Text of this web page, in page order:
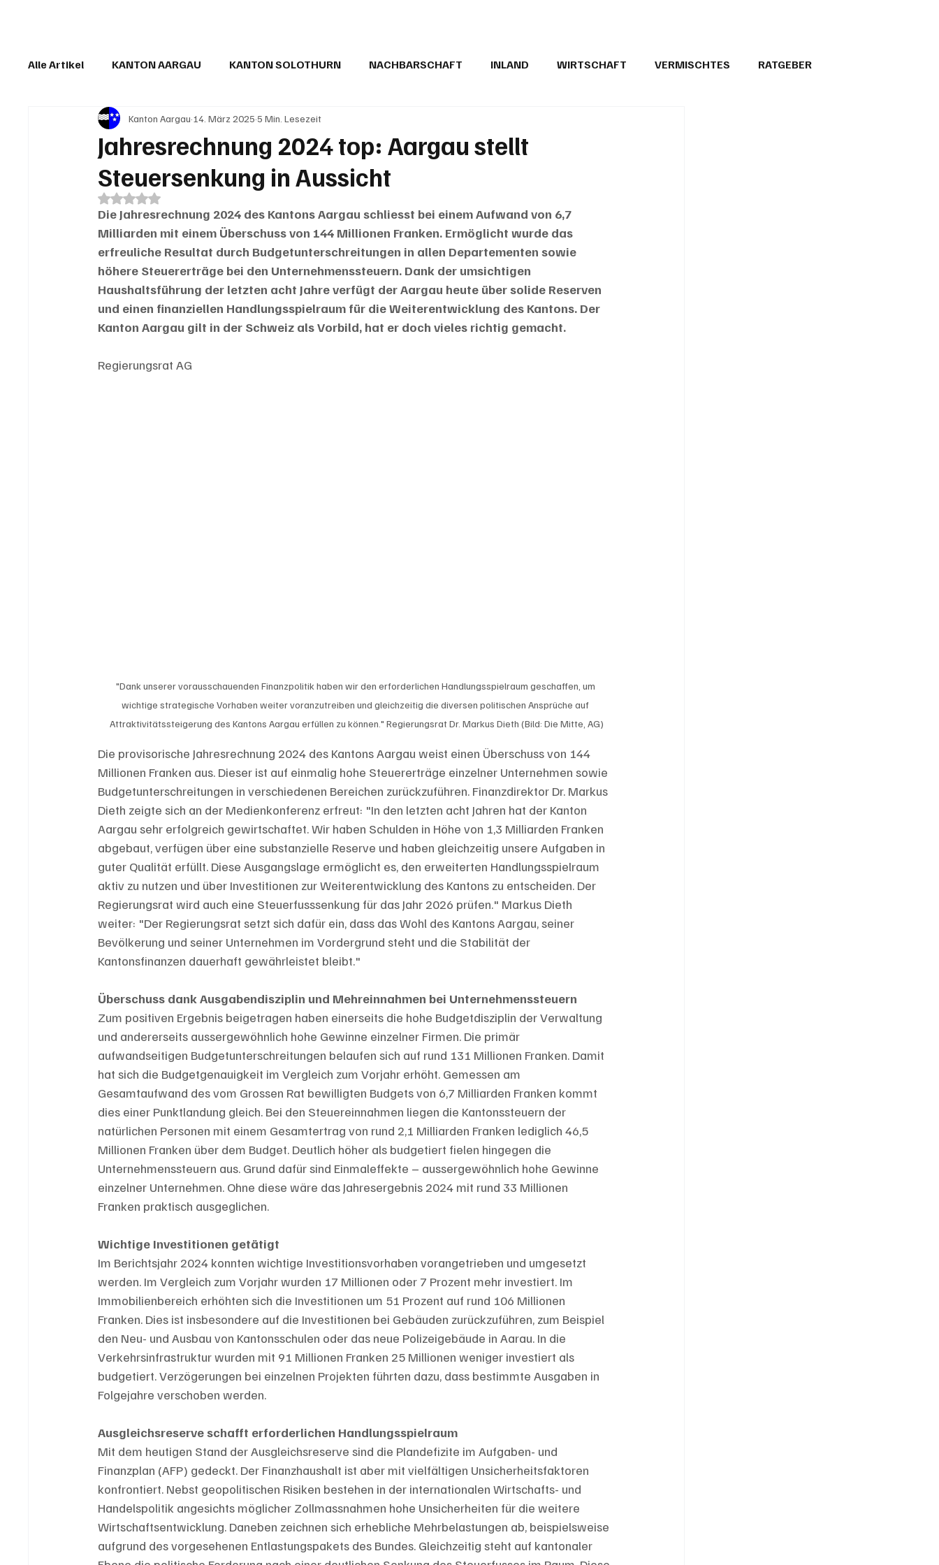
Alle Artikel KANTON AARGAU KANTON SOLOTHURN NACHBARSCHAFT INLAND WIRTSCHAFT VERMISCHTES RATGEBER
IN EIGENER SACHE KOMMENTARE LESERBRIEFE
Jahresrechnung 2024 top: Aargau stellt
Steuersenkung in Aussicht
Kanton Aargau 14. März 2025 5 Min. Lesezeit
Mit NaN von 5 Sternen bewertet.
Die Jahresrechnung 2024 des Kantons Aargau schliesst bei einem Aufwand von 6,7
Milliarden mit einem Überschuss von 144 Millionen Franken. Ermöglicht wurde das
erfreuliche Resultat durch Budgetunterschreitungen in allen Departementen sowie
höhere Steuererträge bei den Unternehmenssteuern. Dank der umsichtigen
Haushaltsführung der letzten acht Jahre verfügt der Aargau heute über solide Reserven
und einen finanziellen Handlungsspielraum für die Weiterentwicklung des Kantons. Der
Kanton Aargau gilt in der Schweiz als Vorbild, hat er doch vieles richtig gemacht.
Regierungsrat AG
"Dank unserer vorausschauenden Finanzpolitik haben wir den erforderlichen Handlungsspielraum geschaffen, um
wichtige strategische Vorhaben weiter voranzutreiben und gleichzeitig die diversen politischen Ansprüche auf
Attraktivitätssteigerung des Kantons Aargau erfüllen zu können." Regierungsrat Dr. Markus Dieth (Bild: Die Mitte, AG)
Die provisorische Jahresrechnung 2024 des Kantons Aargau weist einen Überschuss von 144
Millionen Franken aus. Dieser ist auf einmalig hohe Steuererträge einzelner Unternehmen sowie
Budgetunterschreitungen in verschiedenen Bereichen zurückzuführen. Finanzdirektor Dr. Markus
Dieth zeigte sich an der Medienkonferenz erfreut: "In den letzten acht Jahren hat der Kanton
Aargau sehr erfolgreich gewirtschaftet. Wir haben Schulden in Höhe von 1,3 Milliarden Franken
abgebaut, verfügen über eine substanzielle Reserve und haben gleichzeitig unsere Aufgaben in
guter Qualität erfüllt. Diese Ausgangslage ermöglicht es, den erweiterten Handlungsspielraum
aktiv zu nutzen und über Investitionen zur Weiterentwicklung des Kantons zu entscheiden. Der
Regierungsrat wird auch eine Steuerfusssenkung für das Jahr 2026 prüfen." Markus Dieth
weiter: "Der Regierungsrat setzt sich dafür ein, dass das Wohl des Kantons Aargau, seiner
Bevölkerung und seiner Unternehmen im Vordergrund steht und die Stabilität der
Kantonsfinanzen dauerhaft gewährleistet bleibt."
Überschuss dank Ausgabendisziplin und Mehreinnahmen bei Unternehmenssteuern
Zum positiven Ergebnis beigetragen haben einerseits die hohe Budgetdisziplin der Verwaltung
und andererseits aussergewöhnlich hohe Gewinne einzelner Firmen. Die primär
aufwandseitigen Budgetunterschreitungen belaufen sich auf rund 131 Millionen Franken. Damit
hat sich die Budgetgenauigkeit im Vergleich zum Vorjahr erhöht. Gemessen am
Gesamtaufwand des vom Grossen Rat bewilligten Budgets von 6,7 Milliarden Franken kommt
dies einer Punktlandung gleich. Bei den Steuereinnahmen liegen die Kantonssteuern der
natürlichen Personen mit einem Gesamtertrag von rund 2,1 Milliarden Franken lediglich 46,5
Millionen Franken über dem Budget. Deutlich höher als budgetiert fielen hingegen die
Unternehmenssteuern aus. Grund dafür sind Einmaleffekte – aussergewöhnlich hohe Gewinne
einzelner Unternehmen. Ohne diese wäre das Jahresergebnis 2024 mit rund 33 Millionen
Franken praktisch ausgeglichen.
Wichtige Investitionen getätigt
Im Berichtsjahr 2024 konnten wichtige Investitionsvorhaben vorangetrieben und umgesetzt
werden. Im Vergleich zum Vorjahr wurden 17 Millionen oder 7 Prozent mehr investiert. Im
Immobilienbereich erhöhten sich die Investitionen um 51 Prozent auf rund 106 Millionen
Franken. Dies ist insbesondere auf die Investitionen bei Gebäuden zurückzuführen, zum Beispiel
den Neu- und Ausbau von Kantonsschulen oder das neue Polizeigebäude in Aarau. In die
Verkehrsinfrastruktur wurden mit 91 Millionen Franken 25 Millionen weniger investiert als
budgetiert. Verzögerungen bei einzelnen Projekten führten dazu, dass bestimmte Ausgaben in
Folgejahre verschoben werden.
Ausgleichsreserve schafft erforderlichen Handlungsspielraum
Mit dem heutigen Stand der Ausgleichsreserve sind die Plandefizite im Aufgaben- und
Finanzplan (AFP) gedeckt. Der Finanzhaushalt ist aber mit vielfältigen Unsicherheitsfaktoren
konfrontiert. Nebst geopolitischen Risiken bestehen in der internationalen Wirtschafts- und
Handelspolitik angesichts möglicher Zollmassnahmen hohe Unsicherheiten für die weitere
Wirtschaftsentwicklung. Daneben zeichnen sich erhebliche Mehrbelastungen ab, beispielsweise
aufgrund des vorgesehenen Entlastungspakets des Bundes. Gleichzeitig steht auf kantonaler